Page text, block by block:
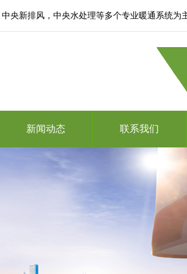
央新排风，中央水处理等多个专业暖通系统为
新闻动态 联系我们